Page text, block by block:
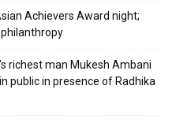
Achievers Award night;
richest man Mukesh Ambani
public in presence of Radhika